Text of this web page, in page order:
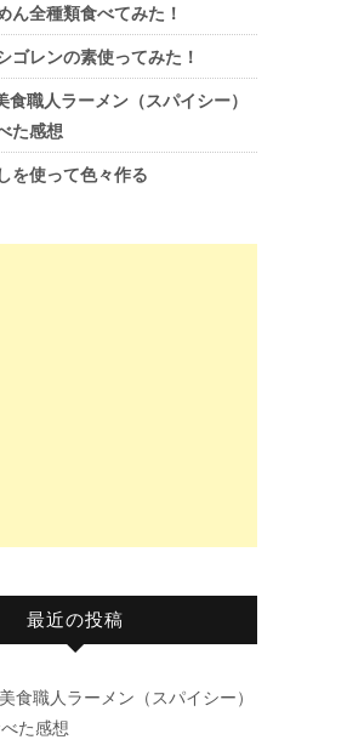
ん全種類食べてみた！
ゴレンの素使ってみた！
職人ラーメン（スパイシー）
た感想
を使って色々作る
最近の投稿
職人ラーメン（スパイシー）
た感想